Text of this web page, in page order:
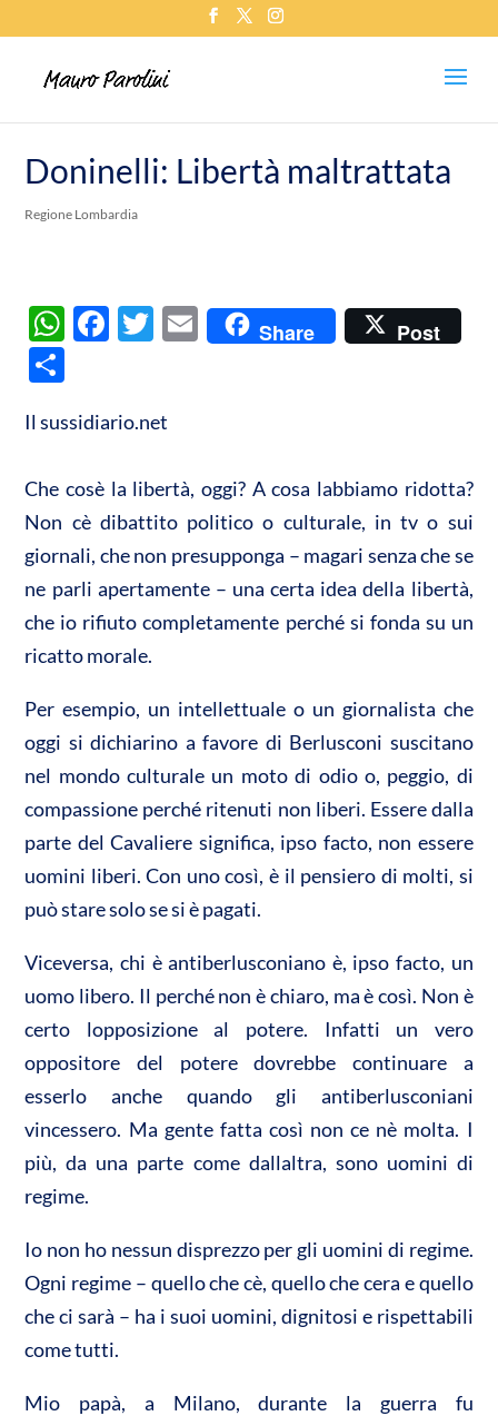
Doninelli: Libertà maltrattata
Regione Lombardia
W
s
p
p
F
b
o
k
T
er
E
Share Post
n
vi
di
Il sussidiario.net
Che cosè la libertà, oggi? A cosa labbiamo ridotta?
Non cè dibattito politico o culturale, in tv o sui
giornali, che non presupponga – magari senza che se
ne parli apertamente – una certa idea della libertà,
che io rifiuto completamente perché si fonda su un
ricatto morale.
Per esempio, un intellettuale o un giornalista che
oggi si dichiarino a favore di Berlusconi suscitano
nel mondo culturale un moto di odio o, peggio, di
compassione perché ritenuti non liberi. Essere dalla
parte del Cavaliere significa, ipso facto, non essere
uomini liberi. Con uno così, è il pensiero di molti, si
può stare solo se si è pagati.
Viceversa, chi è antiberlusconiano è, ipso facto, un
uomo libero. Il perché non è chiaro, ma è così. Non è
certo lopposizione al potere. Infatti un vero
oppositore del potere dovrebbe continuare a
esserlo anche quando gli antiberlusconiani
vincessero. Ma gente fatta così non ce nè molta. I
più, da una parte come dallaltra, sono uomini di
regime.
Io non ho nessun disprezzo per gli uomini di regime.
Ogni regime – quello che cè, quello che cera e quello
che ci sarà – ha i suoi uomini, dignitosi e rispettabili
come tutti.
Mio papà, a Milano, durante la guerra fu